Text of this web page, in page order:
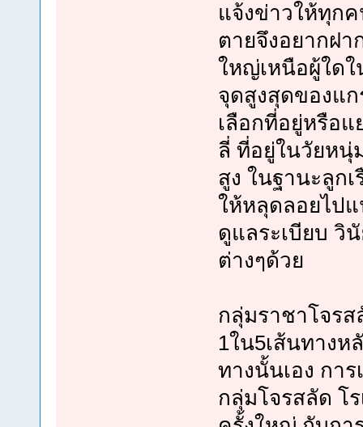
แจ้งข่าวให้ทุก
ตายจึงอยากฝ
ใหญ่เหนือผู้ใดใ
จุดสูงสุดของแก
เลือกที่อยู่หรือ
ลี่ ที่อยู่ในวัยหนุ่
สูง ในฐานะลูก
ให้หลุดลอยไป
ดูแลระเบียบ วิ
ต่างๆด้วย
กลุ่มราชาโจรส
1ใน5เส้นทางห
ทางนั้นเอง กา
กลุ่มโจรสลัด โ